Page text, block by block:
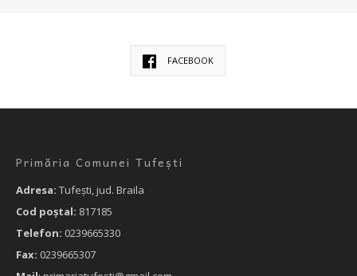
FACEBOOK
Primăria Comunei Tufești
Adresa: Tufeşti, jud. Braila
Cod poştal: 817185
Telefon: 0239665330
Fax: 0239665307